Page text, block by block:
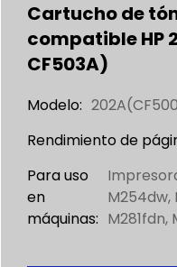
Cartucho de
compatible HP
CF503A)
Modelo:
Rendimiento de
Para uso
en
máquinas:
M254dw,
M281fdn,